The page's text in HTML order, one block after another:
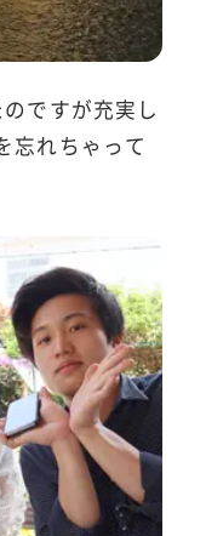
ですが充実し
忘れちゃって